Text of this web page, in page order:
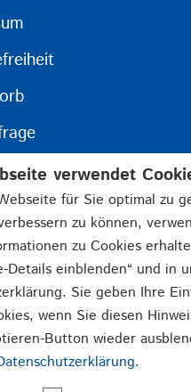
verwendet
für Sie optimal zu
zu können,
zu Cookies
Details einblenden“ und in
Sie geben Ihre
wenn Sie diesen
Button wieder
sich jetzt für unseren
an:
Absenden der von Ihnen
Sie in die Datenverarbeitung
Datenschutzerklärung
Jetzt Anmelden